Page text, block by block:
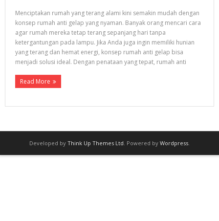
Proyek Kami
- GUNUNG ANYAR EMAS
- GRAHA JUANDA
- PROYEK TAHUN 2016
- MEDOKAN AYU VI
Menciptakan rumah yang terang alami kini semakin mudah dengan
konsep rumah anti gelap yang nyaman. Banyak orang mencari cara
agar rumah mereka tetap terang sepanjang hari tanpa
ketergantungan pada lampu. Jika Anda juga ingin memiliki hunian
yang terang dan hemat energi, konsep rumah anti gelap bisa
menjadi solusi ideal. Dengan penataan yang tepat, rumah anti
Read More
Developed by Think Up Themes Ltd. Powered by Wordpress.